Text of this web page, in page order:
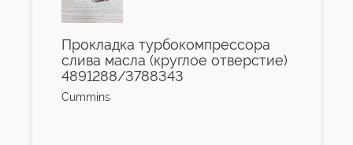
Прокладка турбокомпрессора
слива масла (круглое отверстие)
4891288/3788343
Cummins